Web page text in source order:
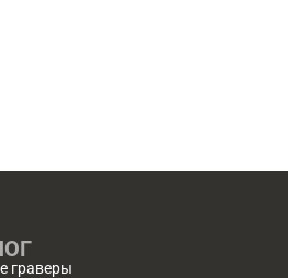
граверы